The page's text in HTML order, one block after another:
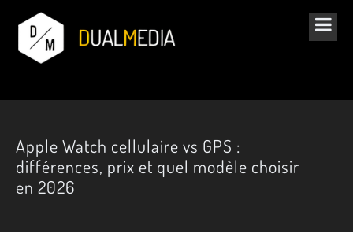
Apple Watch cellulaire vs GPS :
différences, prix et quel modèle choisir
en 2026